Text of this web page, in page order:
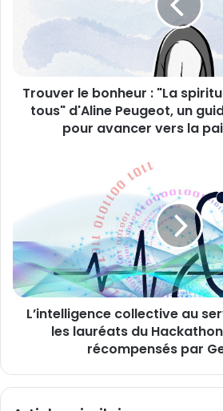
spiritualité
accessible
tous"
d'Aline
Peugeot,
vers
la
paix
intérieure
Trouver le bonheur : "La
tous" d'Aline Peugeot, un
pour avancer vers la
la
santé
:
les
lauréats
2025
L’intelligence collective au
les lauréats du
récompensés par